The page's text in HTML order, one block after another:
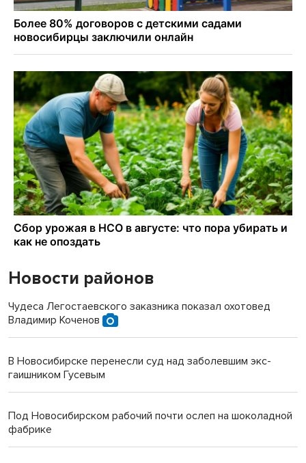
Новости районов
Чудеса Легостаевского заказника показал охотовед
Владимир Коченов
В Новосибирске перенесли суд над заболевшим экс-
гаишником Гусевым
Под Новосибирском рабочий почти ослеп на шоколадной
фабрике